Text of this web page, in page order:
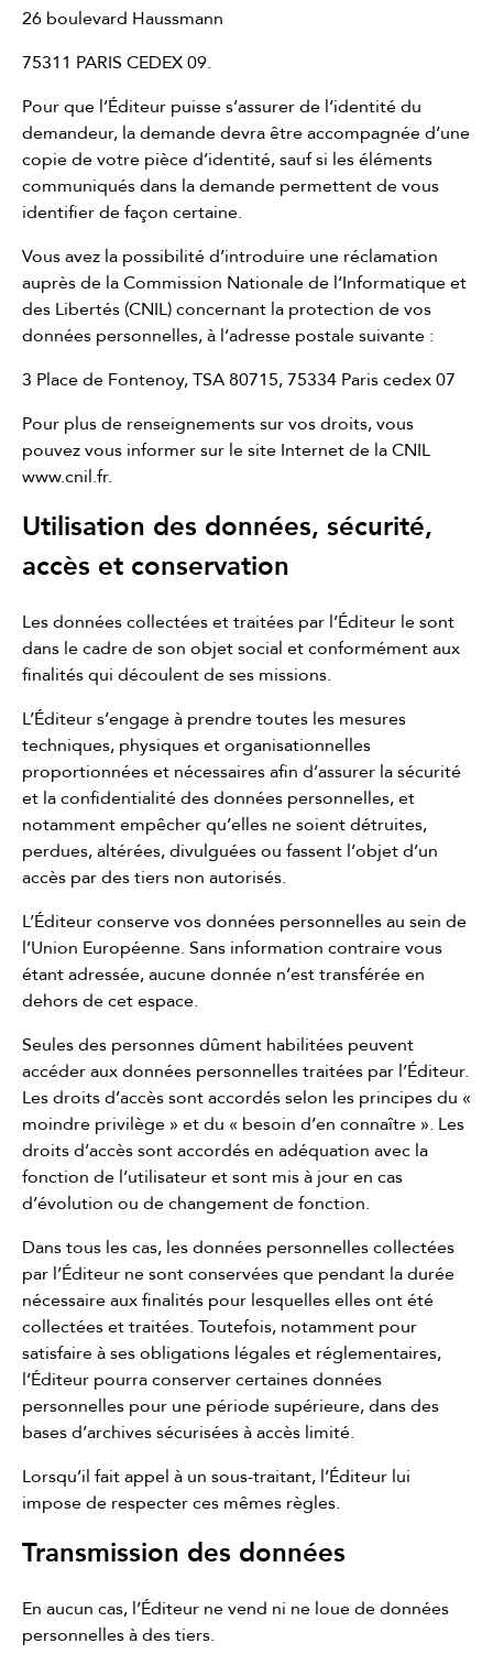
26 boulevard Haussmann
75311 PARIS CEDEX 09.
Pour que l’Éditeur puisse s’assurer de l’identité du
demandeur, la demande devra être accompagnée d’une
copie de votre pièce d’identité, sauf si les éléments
communiqués dans la demande permettent de vous
identifier de façon certaine.
Vous avez la possibilité d’introduire une réclamation
auprès de la Commission Nationale de l’Informatique et
des Libertés (CNIL) concernant la protection de vos
données personnelles, à l’adresse postale suivante :
3 Place de Fontenoy, TSA 80715, 75334 Paris cedex 07
Pour plus de renseignements sur vos droits, vous
pouvez vous informer sur le site Internet de la CNIL
www.cnil.fr.
Utilisation des données, sécurité,
accès et conservation
Les données collectées et traitées par l’Éditeur le sont
dans le cadre de son objet social et conformément aux
finalités qui découlent de ses missions.
L’Éditeur s’engage à prendre toutes les mesures
techniques, physiques et organisationnelles
proportionnées et nécessaires afin d’assurer la sécurité
et la confidentialité des données personnelles, et
notamment empêcher qu’elles ne soient détruites,
perdues, altérées, divulguées ou fassent l’objet d’un
accès par des tiers non autorisés.
L’Éditeur conserve vos données personnelles au sein de
l’Union Européenne. Sans information contraire vous
étant adressée, aucune donnée n’est transférée en
dehors de cet espace.
Seules des personnes dûment habilitées peuvent
accéder aux données personnelles traitées par l’Éditeur.
Les droits d’accès sont accordés selon les principes du «
moindre privilège » et du « besoin d’en connaître ». Les
droits d’accès sont accordés en adéquation avec la
fonction de l’utilisateur et sont mis à jour en cas
d’évolution ou de changement de fonction.
Dans tous les cas, les données personnelles collectées
par l’Éditeur ne sont conservées que pendant la durée
nécessaire aux finalités pour lesquelles elles ont été
collectées et traitées. Toutefois, notamment pour
satisfaire à ses obligations légales et réglementaires,
l’Éditeur pourra conserver certaines données
personnelles pour une période supérieure, dans des
bases d’archives sécurisées à accès limité.
Lorsqu’il fait appel à un sous-traitant, l’Éditeur lui
impose de respecter ces mêmes règles.
Transmission des données
En aucun cas, l’Éditeur ne vend ni ne loue de données
personnelles à des tiers.